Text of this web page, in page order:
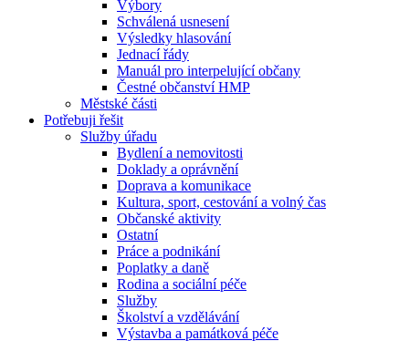
Výbory
Schválená usnesení
Výsledky hlasování
Jednací řády
Manuál pro interpelující občany
Čestné občanství HMP
Městské části
Potřebuji řešit
Služby úřadu
Bydlení a nemovitosti
Doklady a oprávnění
Doprava a komunikace
Kultura, sport, cestování a volný čas
Občanské aktivity
Ostatní
Práce a podnikání
Poplatky a daně
Rodina a sociální péče
Služby
Školství a vzdělávání
Výstavba a památková péče